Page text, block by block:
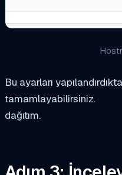
Bu ayarları
tamamlayabilirsiniz.
dağıtım.